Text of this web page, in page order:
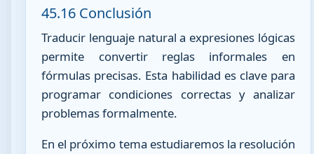
45.16 Conclusión
Traducir lenguaje natural a expresiones lógicas
permite convertir reglas informales en
fórmulas precisas. Esta habilidad es clave para
programar condiciones correctas y analizar
problemas formalmente.
En el próximo tema estudiaremos la resolución